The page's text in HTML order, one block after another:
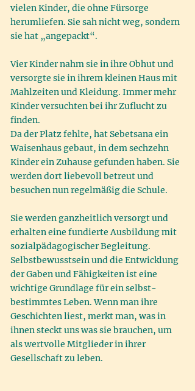
vielen Kinder, die ohne Fürsorge
herumliefen. Sie sah nicht weg, sondern
sie hat „angepackt“.
Vier Kinder nahm sie in ihre Obhut und
versorgte sie in ihrem kleinen Haus mit
Mahlzeiten und Kleidung. Immer mehr
Kinder versuchten bei ihr Zuflucht zu
finden.
Da der Platz fehlte, hat Sebetsana ein
Waisenhaus gebaut, in dem sechzehn
Kinder ein Zuhause gefunden haben. Sie
werden dort liebevoll betreut und
besuchen nun regelmäßig die Schule.
Sie werden ganzheitlich versorgt und
erhalten eine fundierte Ausbildung mit
sozialpädagogischer Begleitung.
Selbstbewusstsein und die Entwicklung
der Gaben und Fähigkeiten ist eine
wichtige Grundlage für ein selbst-
bestimmtes Leben. Wenn man ihre
Geschichten liest, merkt man, was in
ihnen steckt uns was sie brauchen, um
als wertvolle Mitglieder in ihrer
Gesellschaft zu leben.